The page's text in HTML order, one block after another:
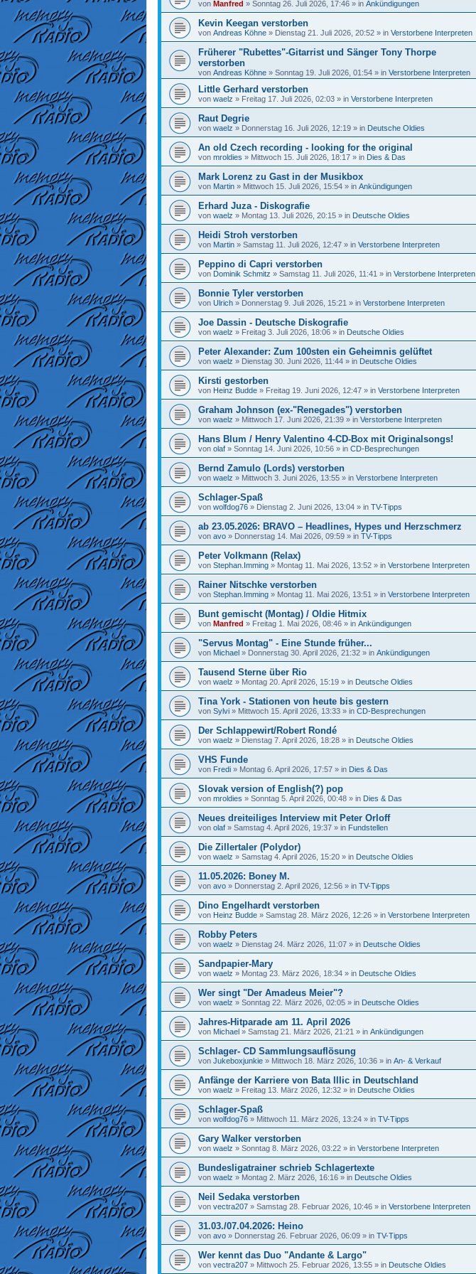
von Manfred » Sonntag 26. Juli 2026, 17:46 » in Ankündigungen
Kevin Keegan verstorben
von Andreas Köhne » Dienstag 21. Juli 2026, 20:52 » in Verstorbene Interpreten
Früherer "Rubettes"-Gitarrist und Sänger Tony Thorpe
verstorben
von Andreas Köhne » Sonntag 19. Juli 2026, 01:54 » in Verstorbene Interpreten
Little Gerhard verstorben
von waelz » Freitag 17. Juli 2026, 02:03 » in Verstorbene Interpreten
Raut Degrie
von waelz » Donnerstag 16. Juli 2026, 12:19 » in Deutsche Oldies
An old Czech recording - looking for the original
von mroldies » Mittwoch 15. Juli 2026, 18:17 » in Dies & Das
Mark Lorenz zu Gast in der Musikbox
von Martin » Mittwoch 15. Juli 2026, 15:54 » in Ankündigungen
Erhard Juza - Diskografie
von waelz » Montag 13. Juli 2026, 20:15 » in Deutsche Oldies
Heidi Stroh verstorben
von Martin » Samstag 11. Juli 2026, 12:47 » in Verstorbene Interpreten
Peppino di Capri verstorben
von Dominik Schmitz » Samstag 11. Juli 2026, 11:41 » in Verstorbene Interpreten
Bonnie Tyler verstorben
von Ulrich » Donnerstag 9. Juli 2026, 15:21 » in Verstorbene Interpreten
Joe Dassin - Deutsche Diskografie
von waelz » Freitag 3. Juli 2026, 18:06 » in Deutsche Oldies
Peter Alexander: Zum 100sten ein Geheimnis gelüftet
von waelz » Dienstag 30. Juni 2026, 11:44 » in Deutsche Oldies
Kirsti gestorben
von Heinz Budde » Freitag 19. Juni 2026, 12:47 » in Verstorbene Interpreten
Graham Johnson (ex-"Renegades") verstorben
von waelz » Mittwoch 17. Juni 2026, 21:39 » in Verstorbene Interpreten
Hans Blum / Henry Valentino 4-CD-Box mit Originalsongs!
von olaf » Sonntag 14. Juni 2026, 10:56 » in CD-Besprechungen
Bernd Zamulo (Lords) verstorben
von waelz » Mittwoch 3. Juni 2026, 13:55 » in Verstorbene Interpreten
Schlager-Spaß
von wolfdog76 » Dienstag 2. Juni 2026, 13:04 » in TV-Tipps
ab 23.05.2026: BRAVO – Headlines, Hypes und Herzschmerz
von avo » Donnerstag 14. Mai 2026, 09:59 » in TV-Tipps
Peter Volkmann (Relax)
von Stephan.Imming » Montag 11. Mai 2026, 13:52 » in Verstorbene Interpreten
Rainer Nitschke verstorben
von Stephan.Imming » Montag 11. Mai 2026, 13:51 » in Verstorbene Interpreten
Bunt gemischt (Montag) / Oldie Hitmix
von Manfred » Freitag 1. Mai 2026, 08:46 » in Ankündigungen
"Servus Montag" - Eine Stunde früher...
von Michael » Donnerstag 30. April 2026, 21:32 » in Ankündigungen
Tausend Sterne über Rio
von waelz » Montag 20. April 2026, 15:19 » in Deutsche Oldies
Tina York - Stationen von heute bis gestern
von Sylvi » Mittwoch 15. April 2026, 13:33 » in CD-Besprechungen
Der Schlappewirt/Robert Rondé
von waelz » Dienstag 7. April 2026, 18:28 » in Deutsche Oldies
VHS Funde
von Fredi » Montag 6. April 2026, 17:57 » in Dies & Das
Slovak version of English(?) pop
von mroldies » Sonntag 5. April 2026, 00:48 » in Dies & Das
Neues dreiteiliges Interview mit Peter Orloff
von olaf » Samstag 4. April 2026, 19:37 » in Fundstellen
Die Zillertaler (Polydor)
von waelz » Samstag 4. April 2026, 15:20 » in Deutsche Oldies
11.05.2026: Boney M.
von avo » Donnerstag 2. April 2026, 12:56 » in TV-Tipps
Dino Engelhardt verstorben
von Heinz Budde » Samstag 28. März 2026, 12:26 » in Verstorbene Interpreten
Robby Peters
von waelz » Dienstag 24. März 2026, 11:07 » in Deutsche Oldies
Sandpapier-Mary
von waelz » Montag 23. März 2026, 18:34 » in Deutsche Oldies
Wer singt "Der Amadeus Meier"?
von waelz » Sonntag 22. März 2026, 02:05 » in Deutsche Oldies
Jahres-Hitparade am 11. April 2026
von Michael » Samstag 21. März 2026, 21:21 » in Ankündigungen
Schlager- CD Sammlungsauflösung
von Jukeboxjunkie » Mittwoch 18. März 2026, 10:36 » in An- & Verkauf
Anfänge der Karriere von Bata Illic in Deutschland
von waelz » Freitag 13. März 2026, 12:32 » in Deutsche Oldies
Schlager-Spaß
von wolfdog76 » Mittwoch 11. März 2026, 13:24 » in TV-Tipps
Gary Walker verstorben
von waelz » Sonntag 8. März 2026, 03:22 » in Verstorbene Interpreten
Bundesligatrainer schrieb Schlagertexte
von waelz » Montag 2. März 2026, 16:16 » in Deutsche Oldies
Neil Sedaka verstorben
von vectra207 » Samstag 28. Februar 2026, 10:46 » in Verstorbene Interpreten
31.03./07.04.2026: Heino
von avo » Donnerstag 26. Februar 2026, 06:09 » in TV-Tipps
Wer kennt das Duo "Andante & Largo"
von vectra207 » Mittwoch 25. Februar 2026, 13:55 » in Deutsche Oldies